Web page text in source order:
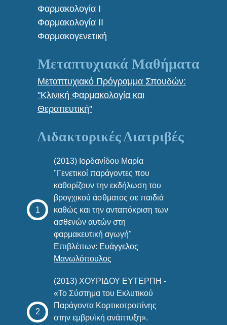
Φαρμακολογία Ι
Φαρμακολογία ΙΙ
Φαρμακογενετική
Μεταπτυχιακά Μαθήματα
Μεταπτυχιακό Πρόγραμμα Σπουδών:
"Κλινική Φαρμακολογία και
Θεραπευτική"
Διδακτορικές Διατριβές
(2013) Ιορδανίδου Μαρία
"Γενετικοί παράγοντες που
καθορίζουν την εκδήλωση του
βρογχικού άσθματος σε παιδιά
καθώς και την ανταπόκριση των
ασθενών αυτών στη
φαρμακευτική αγωγή"
Επιβλέπων: Ευάγγελος
Μανωλόπουλος
(2013) ΧΟΥΡΙΔΟΥ ΕΥΤΕΡΠΗ -
«Το Σύστημα του Εκλυτικού
Παράγοντα Κορτικοτροπίνης
στην εμβρυϊκή ανάπτυξη».